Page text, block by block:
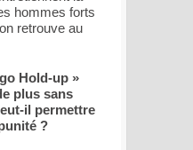
hommes forts
retrouve au
Hold-up »
plus sans
il permettre
?